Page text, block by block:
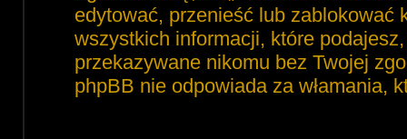
edytować, przenieść lub zablokować
wszystkich informacji, które
przekazywane nikomu bez Twojej
phpBB nie odpowiada za włamania,